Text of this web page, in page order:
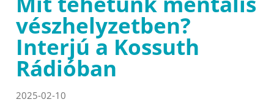
vészhelyzetben?
Interjú a Kossuth
Rádióban
2025-02-10